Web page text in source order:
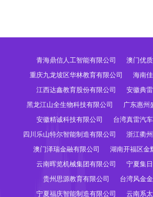
青海鼎信人工智能有限公司
澳门优
重庆九龙坡区华林教育有限公司
海南
江西达鑫教育股份有限公司
安徽典
黑龙江山全生物科技有限公司
广东惠州
安徽精诚科技有限公司
台湾真雷汽
四川乐山特尔智能制造有限公司
浙江衢
澳门泽瑞金融有限公司
湖南开福区金
云南晖览机械集团有限公司
宁夏集
贵州思源教育有限公司
台湾风金
宁夏福庆智能制造有限公司
云南系